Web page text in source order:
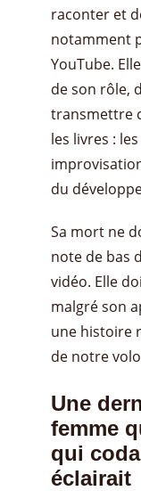
raconter et
notamment
YouTube.
de son rôle,
transmettre
les livres :
du
Sa mort ne
note de bas
vidéo. Elle
malgré son
une histoire
de notre
Une
femme
qui
éclairait